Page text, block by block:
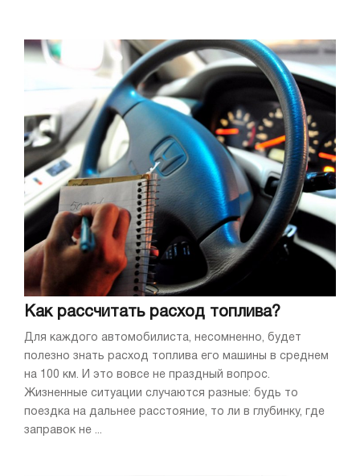
Как рассчитать расход топлива?
Для каждого автомобилиста, несомненно, будет
полезно знать расход топлива его машины в среднем
на 100 км. И это вовсе не праздный вопрос.
Жизненные ситуации случаются разные: будь то
поездка на дальнее расстояние, то ли в глубинку, где
заправок не ...